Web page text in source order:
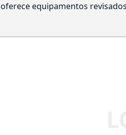
oferece equipamentos